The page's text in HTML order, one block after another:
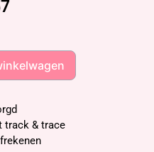
track & trace